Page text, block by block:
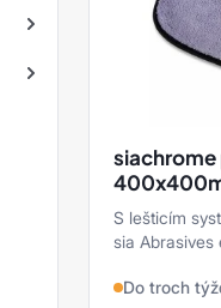
S lešticím
sia Abrasives
príprave ku
Do troch